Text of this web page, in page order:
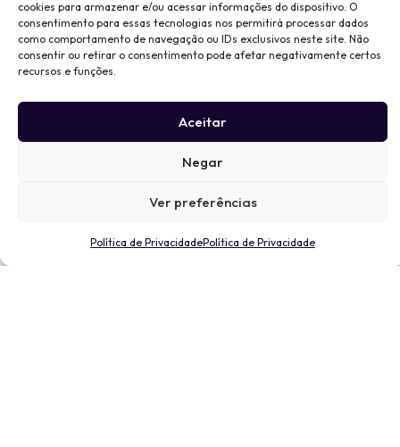
cookies para armazenar e/ou acessar informações do dispositivo. O
consentimento para essas tecnologias nos permitirá processar dados
como comportamento de navegação ou IDs exclusivos neste site. Não
consentir ou retirar o consentimento pode afetar negativamente certos
recursos e funções.
Aceitar
Negar
Ver preferências
Política de PrivacidadePolítica de Privacidade